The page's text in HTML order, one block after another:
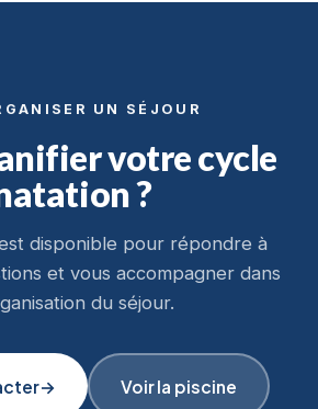
UN SÉJOUR
votre cycle
?
disponible pour répondre à
et vous accompagner dans
du séjour.
→ Voir la piscine